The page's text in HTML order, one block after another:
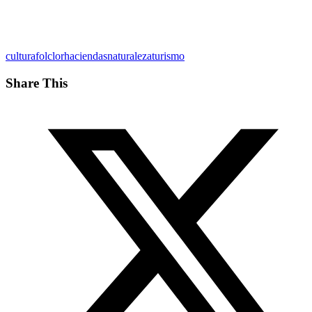
culturafolclorhaciendasnaturalezaturismo
Share This